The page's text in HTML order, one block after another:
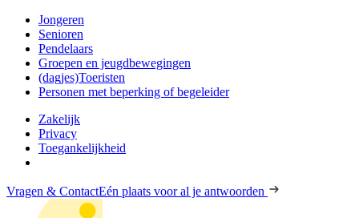
Jongeren
Senioren
Pendelaars
Groepen en jeugdbewegingen
(dagjes)Toeristen
Personen met beperking of begeleider
Zakelijk
Privacy
Toegankelijkheid
Vragen & ContactEén plaats voor al je antwoorden